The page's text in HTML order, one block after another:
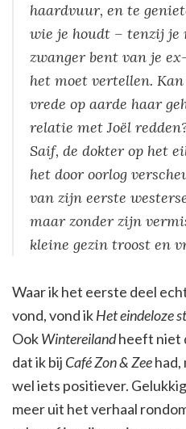
haardvuur, en te
wie je houdt – tenzij
zwanger bent van je
het moet vertellen.
vrede op aarde haar
relatie met Joël
Saif, de dokter op het
het door oorlog
van zijn eerste
maar zonder zijn
kleine gezin troost en
Waar ik het eerste deel
vond, vond ikHet eindeloze
OokWintereilandheeft niet
dat ik bij Café Zon & Zeehad,
wel iets positiever.
meer uit het verhaal